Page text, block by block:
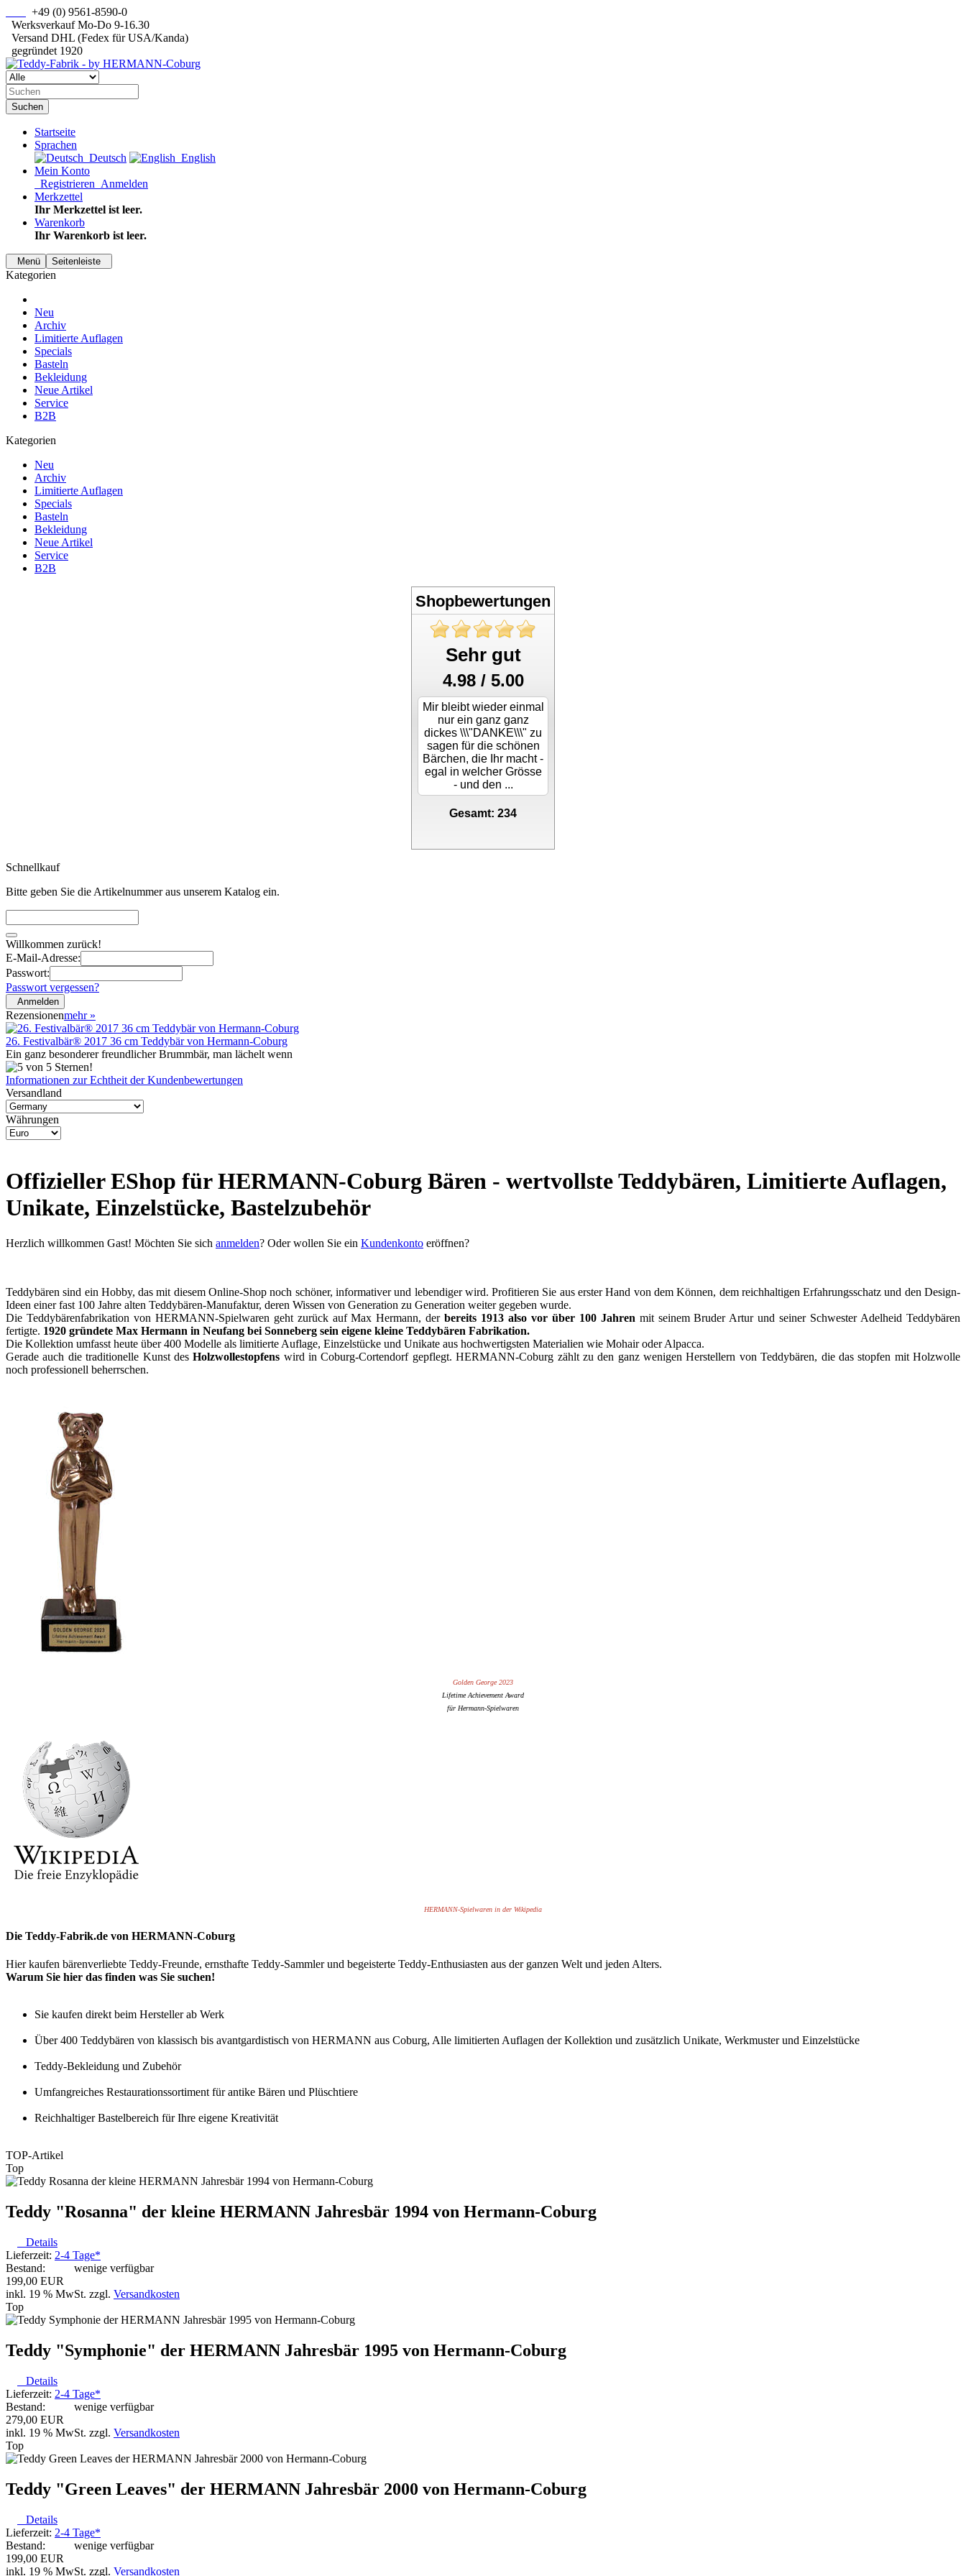
+49 (0) 9561-8590-0
Werksverkauf Mo-Do 9-16.30
Versand DHL (Fedex für USA/Kanda)
gegründet 1920
Suchen
Startseite
Sprachen
Deutsch
English
Mein Konto
Registrieren Anmelden
Merkzettel
Ihr Merkzettel ist leer.
Warenkorb
Ihr Warenkorb ist leer.
Menü Seitenleiste
Kategorien
Neu
Archiv
Limitierte Auflagen
Specials
Basteln
Bekleidung
Neue Artikel
Service
B2B
Kategorien
Neu
Archiv
Limitierte Auflagen
Specials
Basteln
Bekleidung
Neue Artikel
Service
B2B
Shopbewertungen
Sehr gut
4.98 / 5.00
Mir bleibt wieder einmal
nur ein ganz ganz
dickes \\\"DANKE\\\" zu
sagen für die schönen
Bärchen, die Ihr macht -
egal in welcher Grösse
- und den ...
Gesamt: 234
Schnellkauf
Bitte geben Sie die Artikelnummer aus unserem Katalog ein.
Willkommen zurück!
E-Mail-Adresse:
Passwort:
Passwort vergessen?
Anmelden
Rezensionenmehr »
26. Festivalbär® 2017 36 cm Teddybär von Hermann-Coburg
Ein ganz besonderer freundlicher Brummbär, man lächelt wenn
Informationen zur Echtheit der Kundenbewertungen
Versandland
Währungen
Offizieller EShop für HERMANN-Coburg Bären - wertvollste Teddybären, Limitierte Auflagen,
Unikate, Einzelstücke, Bastelzubehör
Herzlich willkommen Gast! Möchten Sie sich anmelden? Oder wollen Sie ein Kundenkonto eröffnen?
Teddybären sind ein Hobby, das mit diesem Online-Shop noch schöner, informativer und lebendiger wird. Profitieren Sie aus erster Hand von dem Können, dem reichhaltigen Erfahrungsschatz und den Design-
Ideen einer fast 100 Jahre alten Teddybären-Manufaktur, deren Wissen von Generation zu Generation weiter gegeben wurde.
Die Teddybärenfabrikation von HERMANN-Spielwaren geht zurück auf Max Hermann, derbereits 1913 also vor über 100 Jahren mit seinem Bruder Artur und seiner Schwester Adelheid Teddybären
fertigte. 1920 gründete Max Hermann in Neufang bei Sonneberg sein eigene kleine Teddybären Fabrikation.
Die Kollektion umfasst heute über 400 Modelle als limitierte Auflage, Einzelstücke und Unikate aus hochwertigsten Materialien wie Mohair oder Alpacca.
Gerade auch die traditionelle Kunst desHolzwollestopfens wird in Coburg-Cortendorf gepflegt. HERMANN-Coburg zählt zu den ganz wenigen Herstellern von Teddybären, die das stopfen mit Holzwolle
noch professionell beherrschen.
Golden George 2023
Lifetime Achievement Award
für Hermann-Spielwaren
HERMANN-Spielwaren in der Wikipedia
Die Teddy-Fabrik.de von HERMANN-Coburg
Hier kaufen bärenverliebte Teddy-Freunde, ernsthafte Teddy-Sammler und begeisterte Teddy-Enthusiasten aus der ganzen Welt und jeden Alters.
Warum Sie hier das finden was Sie suchen!
Sie kaufen direkt beim Hersteller ab Werk
Über 400 Teddybären von klassisch bis avantgardistisch von HERMANN aus Coburg, Alle limitierten Auflagen der Kollektion und zusätzlich Unikate, Werkmuster und Einzelstücke
Teddy-Bekleidung und Zubehör
Umfangreiches Restaurationssortiment für antike Bären und Plüschtiere
Reichhaltiger Bastelbereich für Ihre eigene Kreativität
TOP-Artikel
Top
Teddy "Rosanna" der kleine HERMANN Jahresbär 1994 von Hermann-Coburg
Details
Lieferzeit: 2-4 Tage*
Bestand:
wenige verfügbar
199,00 EUR
inkl. 19 % MwSt. zzgl. Versandkosten
Top
Teddy "Symphonie" der HERMANN Jahresbär 1995 von Hermann-Coburg
Details
Lieferzeit: 2-4 Tage*
Bestand:
wenige verfügbar
279,00 EUR
inkl. 19 % MwSt. zzgl. Versandkosten
Top
Teddy "Green Leaves" der HERMANN Jahresbär 2000 von Hermann-Coburg
Details
Lieferzeit: 2-4 Tage*
Bestand:
wenige verfügbar
199,00 EUR
inkl. 19 % MwSt. zzgl. Versandkosten